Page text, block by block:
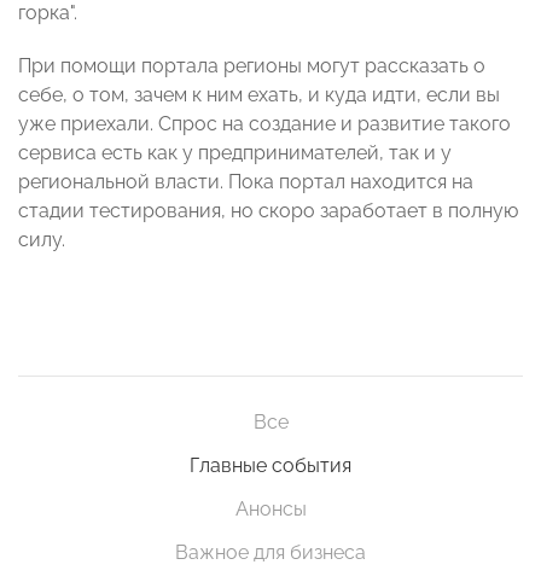
горка".
При помощи портала регионы могут рассказать о
себе, о том, зачем к ним ехать, и куда идти, если вы
уже приехали. Спрос на создание и развитие такого
сервиса есть как у предпринимателей, так и у
региональной власти. Пока портал находится на
стадии тестирования, но скоро заработает в полную
силу.
Все
Главные события
Анонсы
Важное для бизнеса